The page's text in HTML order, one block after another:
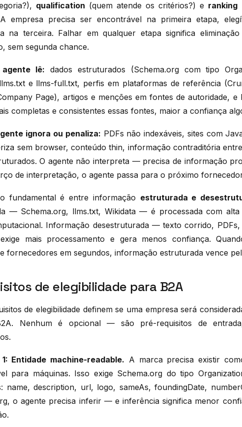
qualification (quem atende os critérios?) e ranking
empresa precisa ser encontrável na primeira etapa,
na terceira. Falhar em qualquer etapa significa
sem segunda chance.
lê: dados estruturados (Schema.org com tipo
e llms-full.txt, perfis em plataformas de referência
Page), artigos e menções em fontes de autoridade, e
completas e consistentes essas fontes, maior a confiança
ignora ou penaliza: PDFs não indexáveis, sites com
sem browser, conteúdo thin, informação contraditória
O agente não interpreta — precisa de informação
de interpretação, o agente passa para o próximo
fundamental é entre informação estruturada e
— Schema.org, llms.txt, Wikidata — é processada com
Informação desestruturada — texto corrido, PDFs,
mais processamento e gera menos confiança.
fornecedores em segundos, informação estruturada vence
de elegibilidade para B2A
de elegibilidade definem se uma empresa será
Nenhum é opcional — são pré-requisitos de
Entidade machine-readable. A marca precisa existir
para máquinas. Isso exige Schema.org do tipo
name, description, url, logo, sameAs, foundingDate,
o agente precisa inferir — e inferência significa menor